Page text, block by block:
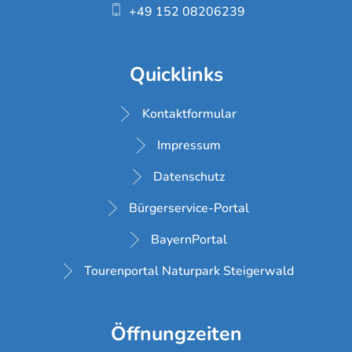
+49 152 08206239
Quicklinks
Kontaktformular
Impressum
Datenschutz
Bürgerservice-Portal
BayernPortal
Tourenportal Naturpark Steigerwald
Öffnungzeiten